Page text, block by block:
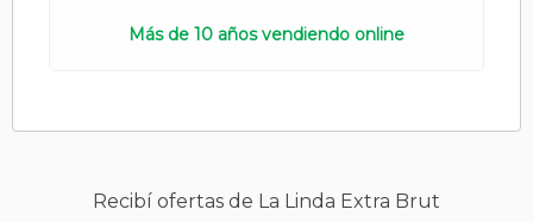
Más de 10 años vendiendo online
Recibí ofertas de La Linda Extra Brut